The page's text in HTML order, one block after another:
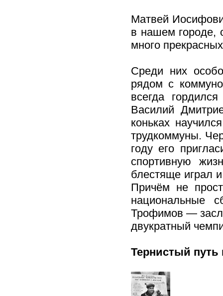
Матвей
в нашем городе,
много
Среди них
рядом с
всегда
Василий
коньках
трудкоммуны.
году его
спортивную
блестяще играл
Причём не
национальные
Трофимов —
двукратный
Тернистый